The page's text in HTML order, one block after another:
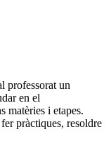
professorat un
en el
matèries i etapes.
pràctiques, resoldre